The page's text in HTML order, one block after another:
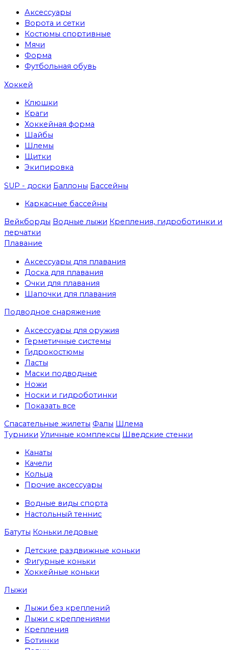
Аксессуары
Ворота и сетки
Костюмы спортивные
Мячи
Форма
Футбольная обувь
Хоккей
Клюшки
Краги
Хоккейная форма
Шайбы
Шлемы
Щитки
Экипировка
SUP - доски Баллоны Бассейны
Каркасные бассейны
Вейкборды Водные лыжи Крепления, гидроботинки и
перчатки
Плавание
Аксессуары для плавания
Доска для плавания
Очки для плавания
Шапочки для плавания
Подводное снаряжение
Аксессуары для оружия
Герметичные системы
Гидрокостюмы
Ласты
Маски подводные
Ножи
Носки и гидроботинки
Показать все
Спасательные жилеты Фалы Шлема
Турники Уличные комплексы Шведские стенки
Канаты
Качели
Кольца
Прочие аксессуары
Водные виды спорта
Настольный теннис
Батуты Коньки ледовые
Детские раздвижные коньки
Фигурные коньки
Хоккейные коньки
Лыжи
Лыжи без креплений
Лыжи с креплениями
Крепления
Ботинки